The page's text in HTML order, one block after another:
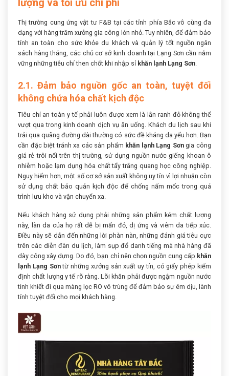
lượng và tối ưu chi phí
Thị trường cung ứng vật tư F&B tại các tỉnh phía Bắc vô cùng đa
dạng với hàng trăm xưởng gia công lớn nhỏ. Tuy nhiên, để đảm bảo
tính an toàn cho sức khỏe du khách và quản lý tốt nguồn ngân
sách hàng tháng, các chủ cơ sở kinh doanh tại Lạng Sơn cần nắm
vững những tiêu chí then chốt khi nhập sỉ khăn lạnh Lạng Sơn
2.1. Đảm bảo nguồn gốc an toàn, tuyệt đối
không chứa hóa chất kịch độc
Tiêu chí an toàn y tế phải luôn được xem là lằn ranh đỏ không thể
vượt qua trong kinh doanh dịch vụ ăn uống. Khách du lịch sau khi
trải qua quãng đường dài thường có sức đề kháng da yếu hơn. Bạn
cần đặc biệt tránh xa các sản phẩm khăn lạnh Lạng Sơngia công
giá rẻ trôi nổi trên thị trường, sử dụng nguồn nước giếng khoan ô
nhiễm hoặc lạm dụng hóa chất tẩy trắng quang học công nghiệp.
Nguy hiểm hơn, một số cơ sở sản xuất không uy tín vì lợi nhuận còn
sử dụng chất bảo quản kịch độc để chống nấm mốc trong quá
trình lưu kho và vận chuyển xa.
Nếu khách hàng sử dụng phải những sản phẩm kém chất lượng
này, làn da của họ rất dễ bị mẩn đỏ, dị ứng và viêm da tiếp xúc.
Điều này sẽ dẫn đến những lời phàn nàn, những đánh giá tiêu cực
trên các diễn đàn du lịch, làm sụp đổ danh tiếng mà nhà hàng đã
dày công xây dựng. Do đó, bạn chỉ nên chọn nguồn cung cấp khăn
lạnh Lạng Sơntừ những xưởng sản xuất uy tín, có giấy phép kiểm
định chất lượng y tế rõ ràng. Lõi khăn phải được ngậm nguồn nước
tinh khiết đi qua màng lọc RO vô trùng để đảm bảo sự êm dịu, lành
tính tuyệt đối cho mọi khách hàng.